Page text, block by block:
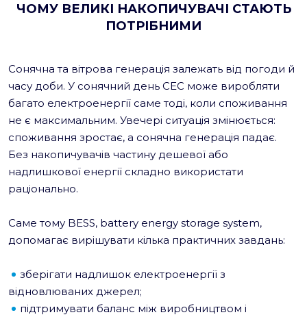
ЧОМУ ВЕЛИКІ НАКОПИЧУВАЧІ СТАЮТЬ
ПОТРІБНИМИ
Сонячна та вітрова генерація залежать від погоди й
часу доби. У сонячний день СЕС може виробляти
багато електроенергії саме тоді, коли споживання
не є максимальним. Увечері ситуація змінюється:
споживання зростає, а сонячна генерація падає.
Без накопичувачів частину дешевої або
надлишкової енергії складно використати
раціонально.
Саме тому BESS, battery energy storage system,
допомагає вирішувати кілька практичних завдань:
зберігати надлишок електроенергії з
відновлюваних джерел;
підтримувати баланс між виробництвом і